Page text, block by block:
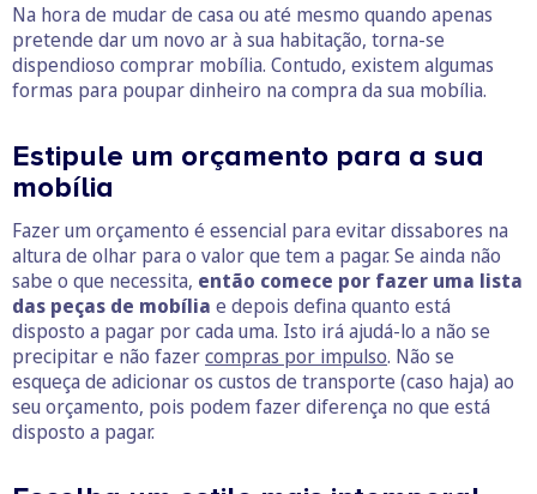
Na hora de mudar de casa ou até mesmo quando apenas
pretende dar um novo ar à sua habitação, torna-se
dispendioso comprar mobília. Contudo, existem algumas
formas para poupar dinheiro na compra da sua mobília.
Estipule um orçamento para a sua
mobília
Fazer um orçamento é essencial para evitar dissabores na
altura de olhar para o valor que tem a pagar. Se ainda não
sabe o que necessita, então comece por fazer uma lista
das peças de mobília e depois defina quanto está
disposto a pagar por cada uma. Isto irá ajudá-lo a não se
precipitar e não fazercompras por impulso. Não se
esqueça de adicionar os custos de transporte (caso haja) ao
seu orçamento, pois podem fazer diferença no que está
disposto a pagar.